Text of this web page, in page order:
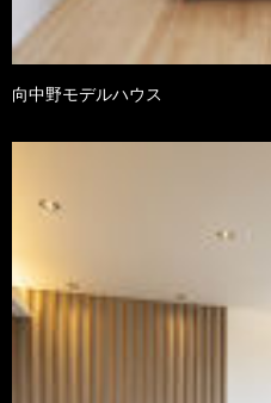
向中野モデルハウス